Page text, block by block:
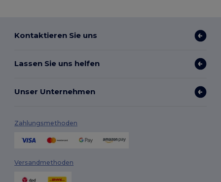
Kontaktieren Sie uns
Lassen Sie uns helfen
Unser Unternehmen
Zahlungsmethoden
Versandmethoden